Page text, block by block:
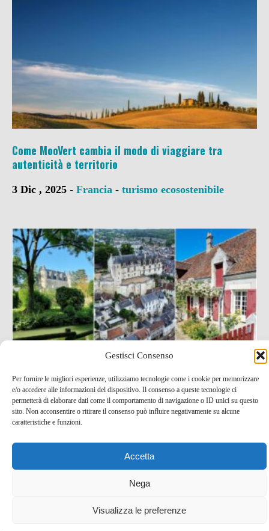
Gestisci Consenso
Per fornire le migliori esperienze, utilizziamo tecnologie come i cookie per memorizzare
e/o accedere alle informazioni del dispositivo. Il consenso a queste tecnologie ci
permetterà di elaborare dati come il comportamento di navigazione o ID unici su questo
sito. Non acconsentire o ritirare il consenso può influire negativamente su alcune
caratteristiche e funzioni.
Accetta
Nega
Visualizza le preferenze
Come MooVert cambia il modo di viaggiare tra
autenticità e territorio
3 Dic , 2025 - Francia - turismo ecosostenibile
Loches e la Touraine segreta: itinerario nella Valle
della Loira meno conosciuta